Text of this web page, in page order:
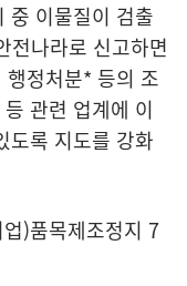
중 이물질이 검출
전나라로 신고하면
정처분* 등의 조
관련 업계에 이
도록 지도를 강화
)품목제조정지 7